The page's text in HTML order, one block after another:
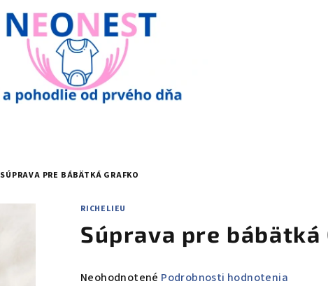
SÚPRAVA PRE BÁBÄTKÁ GRAFKO
RICHELIEU
Súprava pre bábätká
Priemerné
Neohodnotené Podrobnosti hodnotenia